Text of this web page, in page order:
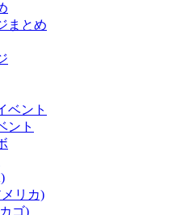
まとめ
ベント
ント
リカ)
ゴ)